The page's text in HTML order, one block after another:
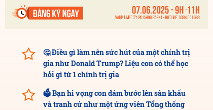
🤔 Điều gì làm nên sức hút của một chính trị
gia như Donald Trump? Liệu con có thể học
hỏi gì từ 1 chính trị gia
🗳️ Bạn hi vọng con dám bước lên sân khấu
và tranh cử như một ứng viên Tổng thống